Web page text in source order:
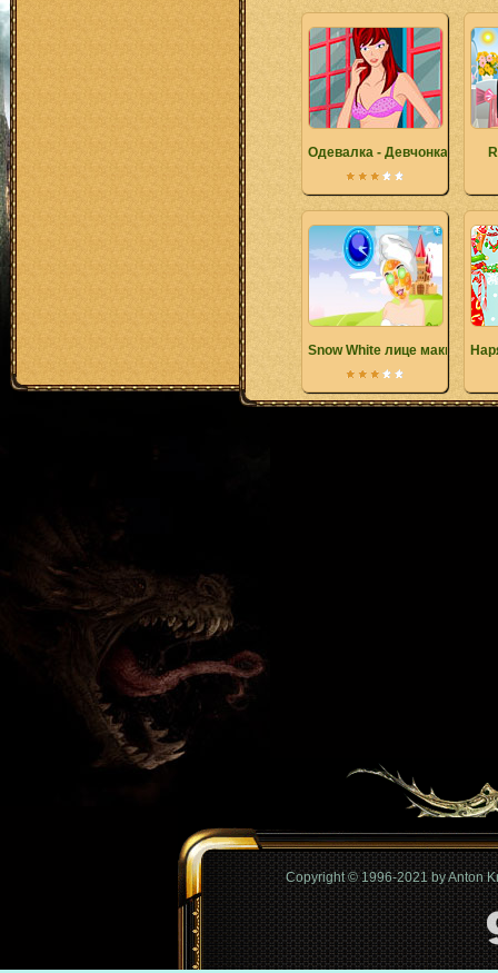
Одевалка - Девчонка в
Snow White лице макияж
Copyright © 1996-2021 by Anton